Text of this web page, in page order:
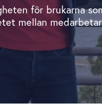
för brukarna
mellan